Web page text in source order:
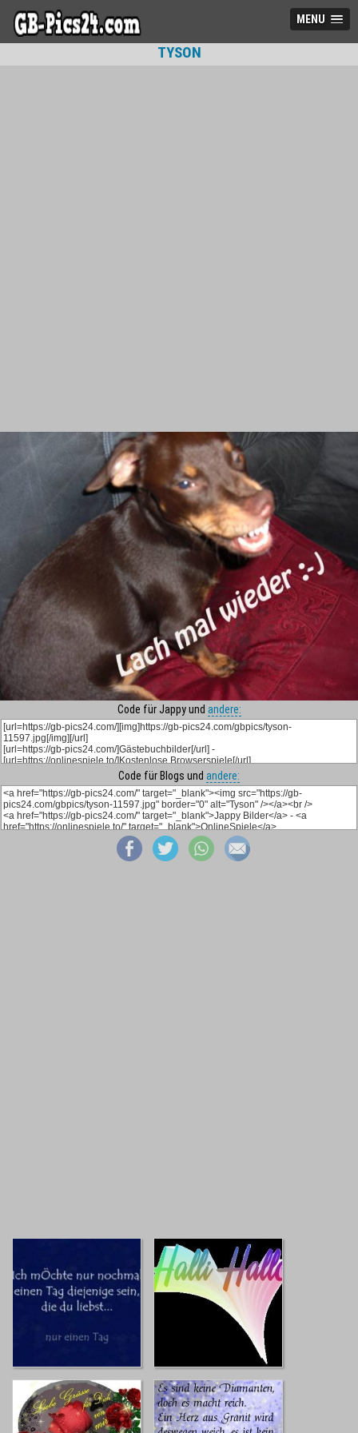
MENU
TYSON
Code für Jappy und andere:
Code für Blogs und andere: